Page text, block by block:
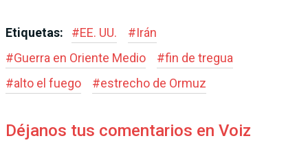
Etiquetas: #EE. UU. #Irán
#Guerra en Oriente Medio #fin de tregua
#alto el fuego #estrecho de Ormuz
Déjanos tus comentarios en Voiz